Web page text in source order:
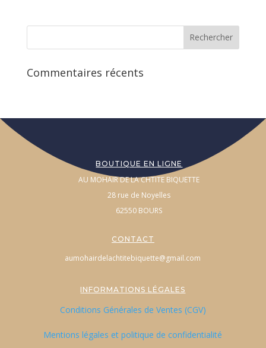
Commentaires récents
BOUTIQUE EN LIGNE
AU MOHAIR DE LA CHTITE BIQUETTE
28 rue de Noyelles
62550 BOURS
CONTACT
aumohairdelachtitebiquette@gmail.com
INFORMATIONS LÉGALES
Conditions Générales de Ventes (CGV)
Mentions légales et politique de confidentialité